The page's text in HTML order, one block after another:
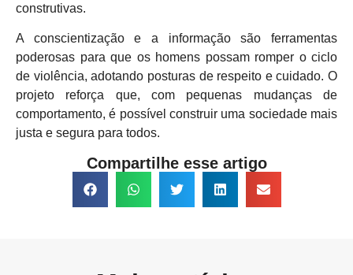
construtivas.
A conscientização e a informação são ferramentas
poderosas para que os homens possam romper o ciclo
de violência, adotando posturas de respeito e cuidado. O
projeto reforça que, com pequenas mudanças de
comportamento, é possível construir uma sociedade mais
justa e segura para todos.
Compartilhe esse artigo